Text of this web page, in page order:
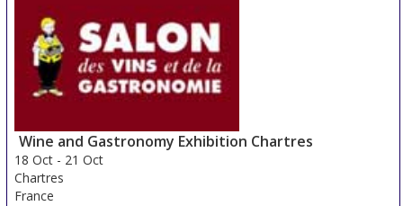
Wine and Gastronomy Exhibition Chartres
18 Oct - 21 Oct
Chartres
France